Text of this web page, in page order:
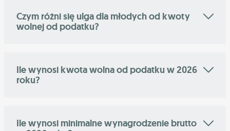
Czym różni się ulga dla młodych od kwoty
wolnej od podatku?
Ile wynosi kwota wolna od podatku w 2026
roku?
Ile wynosi minimalne wynagrodzenie brutto